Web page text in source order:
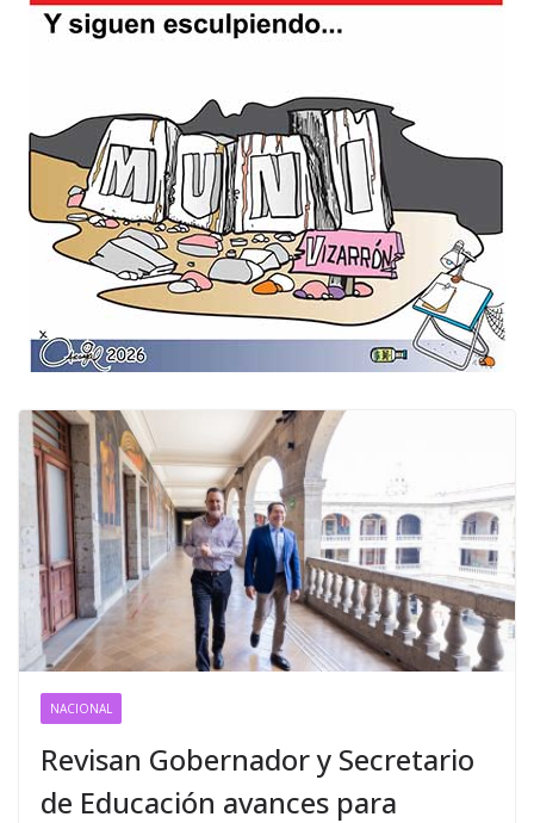
NACIONAL
Revisan Gobernador y Secretario
de Educación avances para